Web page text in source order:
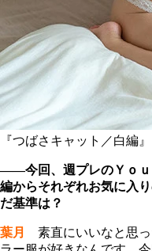
『つばさキャット／白編
――今回、週プレのＹｏｕ
編からそれぞれお気に入
だ基準は？
葉月
素直にいいなと思っ